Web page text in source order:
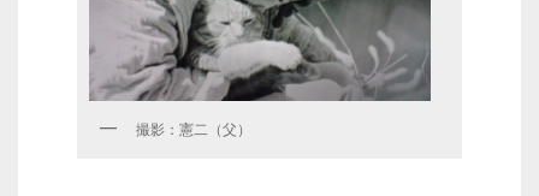
撮影：憲二（父）